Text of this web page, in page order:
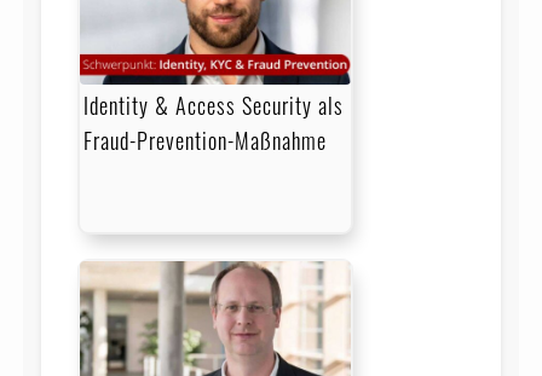
Identity & Access Security als
Fraud-Prevention-Maßnahme